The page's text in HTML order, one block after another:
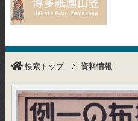
検索トップ 資料情報